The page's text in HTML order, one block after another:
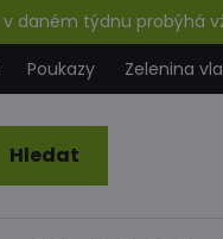
v daném týdnu probýhá
Poukazy Zelenina
Hledat